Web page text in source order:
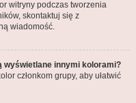
witryny podczas tworzenia
skontaktuj się z
wiadomość.
wyświetlane innymi kolorami?
członkom grupy, aby ułatwić